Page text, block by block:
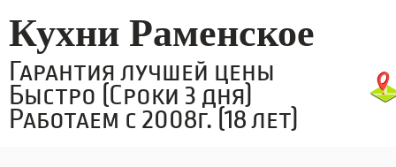
Кухни Раменское
Гарантия лучшей цены
Быстро (Сроки 3 дня)
Работаем с 2008г. (18 лет)